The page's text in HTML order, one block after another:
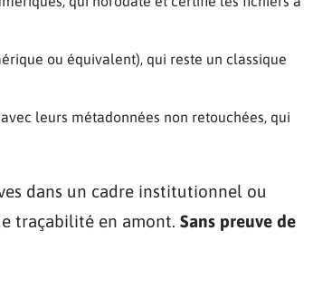
ou équivalent), qui reste un classique
leurs métadonnées non retouchées, qui
dans un cadre institutionnel ou
traçabilité en amont. Sans preuve de